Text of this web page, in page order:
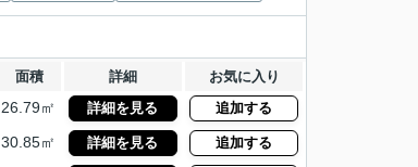
面積 詳細 お気に入り
26.79㎡ 詳細を見る 追加する
30.85㎡ 詳細を見る 追加する